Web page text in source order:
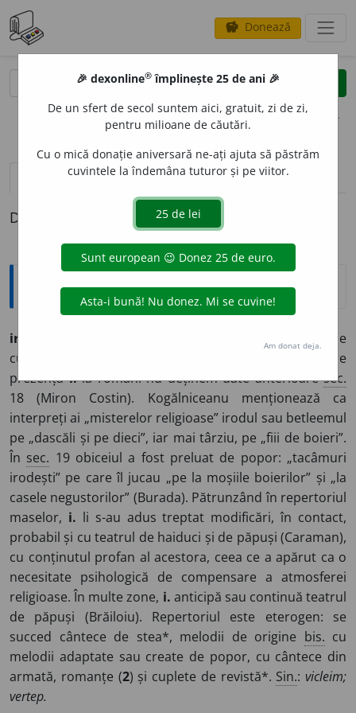
savings Donează
clear
opțiuni
definiții (1)
Definiția cu ID-ul 540531:
Jargon
irozi, teatru popular,
cu caracter religios, de origine
cultă, care înfățișează legenda Nașterii. Despre
prezențai.la români nu deținem date anterioaresec.
18 (Miron Costin). Kogălniceanu menționează ca
interpreți ai „misterelor religioase” irodul sau betleemul
pe „dascăli și pe dieci”, iar mai târziu, pe „fiii de boieri”.
În sec. 19 obiceiul a fost preluat de popor: „tacâmuri
irodești” pe care îl jucau „pe la moșiile boierilor” și „la
casele negustorilor” (Burada). Pătrunzând în repertoriul
maselor, i. li s-au adus treptat modificări, în contact,
probabil și cu teatrul de haiduci și de păpuși (Caraman),
cu conținutul profan al acestora, ceea ce a apărut ca o
necesitate psihologică de compensare a atmosferei
religioase. În multe zone, i. anticipă sau continuă teatrul
de păpuși (Brăiloiu). Repertoriul este eterogen: se
succed cântece de stea*, melodii de origine bis. cu
melodii adaptate sau create de popor, cu cântece din
armată, romanțe (2) și cuplete de revistă*. Sin.: vicleim;
vertep.
🎉 dexonline® împlinește 25 de ani 🎉
De un sfert de secol suntem aici, gratuit, zi de zi,
pentru milioane de căutări.
Cu o mică donație aniversară ne-ați ajuta să păstrăm
cuvintele la îndemâna tuturor și pe viitor.
Am donat deja.